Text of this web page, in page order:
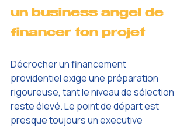
un business angel de
financer ton projet
Décrocher un financement
providentiel exige une préparation
rigoureuse, tant le niveau de sélection
reste élevé. Le point de départ est
presque toujours un executive